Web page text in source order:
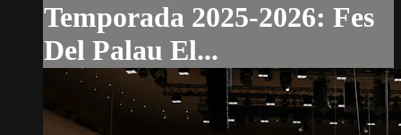
Temporada 2025-2026: Fes
Del Palau El...